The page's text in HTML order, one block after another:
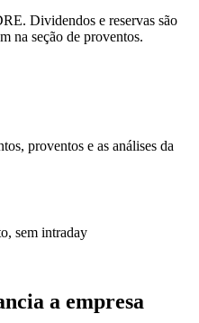
Dividendos e reservas são
na seção de proventos.
proventos e as análises da
sem intraday
a empresa